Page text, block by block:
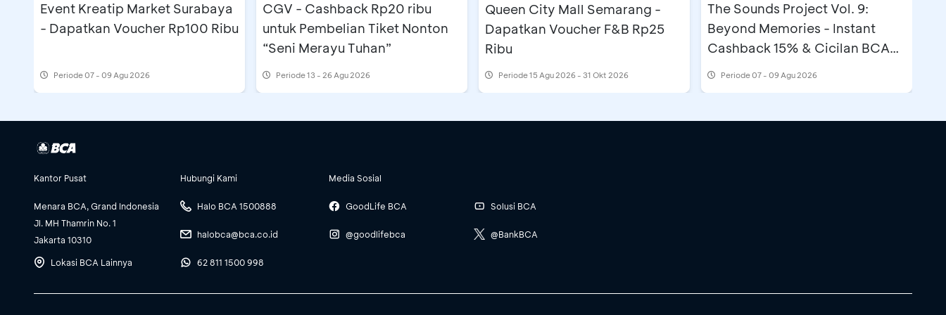
Event Kreatip Market Surabaya
- Dapatkan Voucher Rp100 Ribu
Periode07 - 09 Agu 2026
CGV - Cashback Rp20 ribu
untuk Pembelian Tiket Nonton
“Seni Merayu Tuhan”
Periode13 - 26 Agu 2026
Queen City Mall Semarang -
Dapatkan Voucher F&B Rp25
Ribu
Periode15 Agu 2026 - 31 Okt 2026
The Sounds Project Vol. 9:
Beyond Memories - Instant
Cashback 15% & Cicilan BCA
0% di Tenant F&B dan
Periode07 - 09 Agu 2026
Kantor Pusat
Menara BCA, Grand Indonesia
Jl. MH Thamrin No. 1
Jakarta 10310
Lokasi BCA Lainnya
Hubungi Kami
Halo BCA 1500888
halobca@bca.co.id
62 811 1500 998
Media Sosial
GoodLife BCA
@goodlifebca
Solusi BCA
@BankBCA